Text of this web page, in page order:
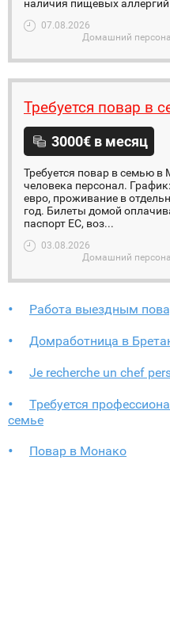
наличия пищевых
07.08.2026
Домашний
Требуется повар в
3000€ в месяц
Требуется повар в семью
человека персонал.
евро, проживание в
год. Билеты домой
паспорт ЕС, воз...
03.08.2026
Домашний
Работа выездным
Домработница в
Je recherche un chef
Требуется
семье
Повар в Монако